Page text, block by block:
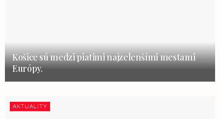
Košice sú medzi piatimi najzelenšími mestami
Európy.
AKTUALITY